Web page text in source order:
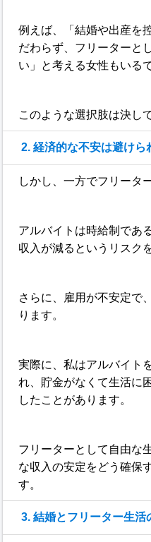
例えば、「結婚や出産を
だわらず、フリーターと
い」と考える女性もいる
このような選択肢は決し
2. 経済的な不安は避けら
しかし、一方でフリータ
アルバイトは時給制であ
収入が減るというリスク
さらに、雇用が不安定で
ります。
実際に、私はアルバイト
れ、貯金がなくて生活に
したことがあります。
フリーターとして自由な
な収入の安定をどう確保
す。
3. 結婚とフリーター生活